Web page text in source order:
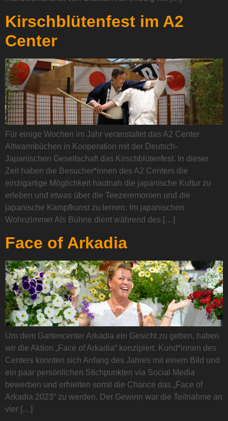
Kirschblütenfest im A2
Center
Für einige Wochen im Jahr veranstaltet das A2 Center
Altwarmbüchen in Kooperation mit der Deutsch-
Japanischen Gesellschaft das Kirschblütenfest. In dieser
Zeit haben die Besucher*innen des A2 Centers die
einzigartige Möglichkeit hautnah die japanische Kultur zu
erleben und etwas über die Teezeremonien und die
japanische Kampfkunst zu lernen. Im japanischen
Wohnzimmer​ Als Bühne dient während des […]
Face of Arkadia
Um dem Gartencenter Arkadia ein Gesicht zu geben, haben
wir die Aktion „Face of Arkadia“ konzipiert. Kund*innen des
Centers konnten sich Anfang des Jahres mit einem Bild und
ein paar persönlichen Stichpunkten via Social Media
bewerben und erhielten somit die Chance das „Face of
Arkadia 2023“ zu werden. Der Gewinn war die Teilnahme an
vier […]